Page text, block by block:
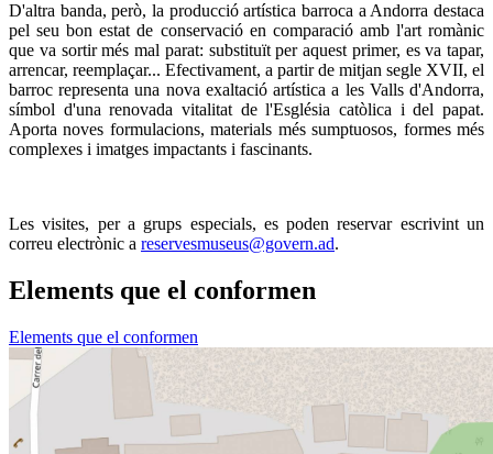
D'altra banda, però, la producció artística barroca a Andorra destaca
pel seu bon estat de conservació en comparació amb l'art romànic
que va sortir més mal parat: substituït per aquest primer, es va tapar,
arrencar, reemplaçar... Efectivament, a partir de mitjan segle XVII, el
barroc representa una nova exaltació artística a les Valls d'Andorra,
símbol d'una renovada vitalitat de l'Església catòlica i del papat.
Aporta noves formulacions, materials més sumptuosos, formes més
complexes i imatges impactants i fascinants.
Les visites, per a grups especials, es poden reservar escrivint un
correu electrònic a reservesmuseus@govern.ad.
Elements que el conformen
Elements que el conformen